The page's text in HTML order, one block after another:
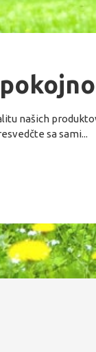
našich
sa sami...